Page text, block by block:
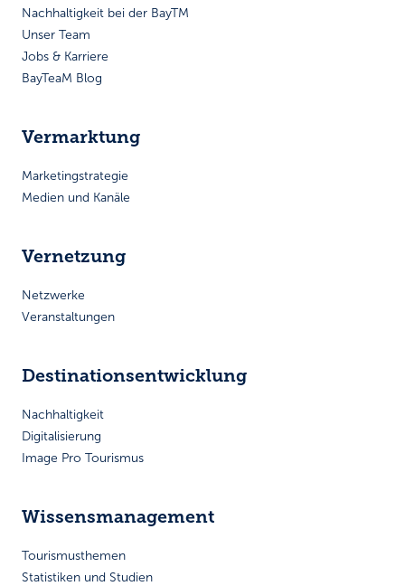
Nachhaltigkeit bei der BayTM
Unser Team
Jobs & Karriere
BayTeaM Blog
Vermarktung
Marketingstrategie
Medien und Kanäle
Vernetzung
Netzwerke
Veranstaltungen
Destinationsentwicklung
Nachhaltigkeit
Digitalisierung
Image Pro Tourismus
Wissensmanagement
Tourismusthemen
Statistiken und Studien